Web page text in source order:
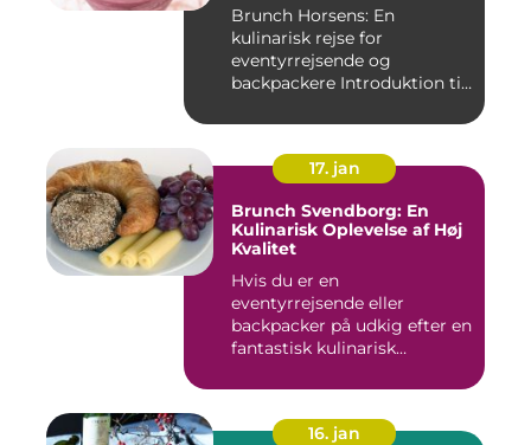
Brunch Horsens: En
kulinarisk rejse for
eventyrrejsende og
backpackere Introduktion til
17. jan
Brunch Svendborg: En
Kulinarisk Oplevelse af Høj
Kvalitet
Hvis du er en
eventyrrejsende eller
backpacker på udkig efter en
fantastisk kulinarisk
16. jan